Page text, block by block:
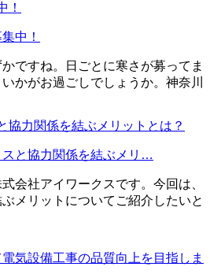
中！
ですね。日ごとに寒さが募ってま
かがお過ごしでしょうか。神奈川
と協力関係を結ぶメリ…
会社アイワークスです。今回は、
メリットについてご紹介したいと
気設備工事の品質向上を目指しま